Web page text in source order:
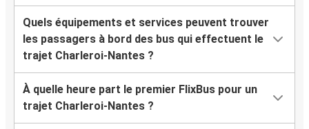
Quels équipements et services peuvent trouver
les passagers à bord des bus qui effectuent le
trajet Charleroi-Nantes ?
À quelle heure part le premier FlixBus pour un
trajet Charleroi-Nantes ?